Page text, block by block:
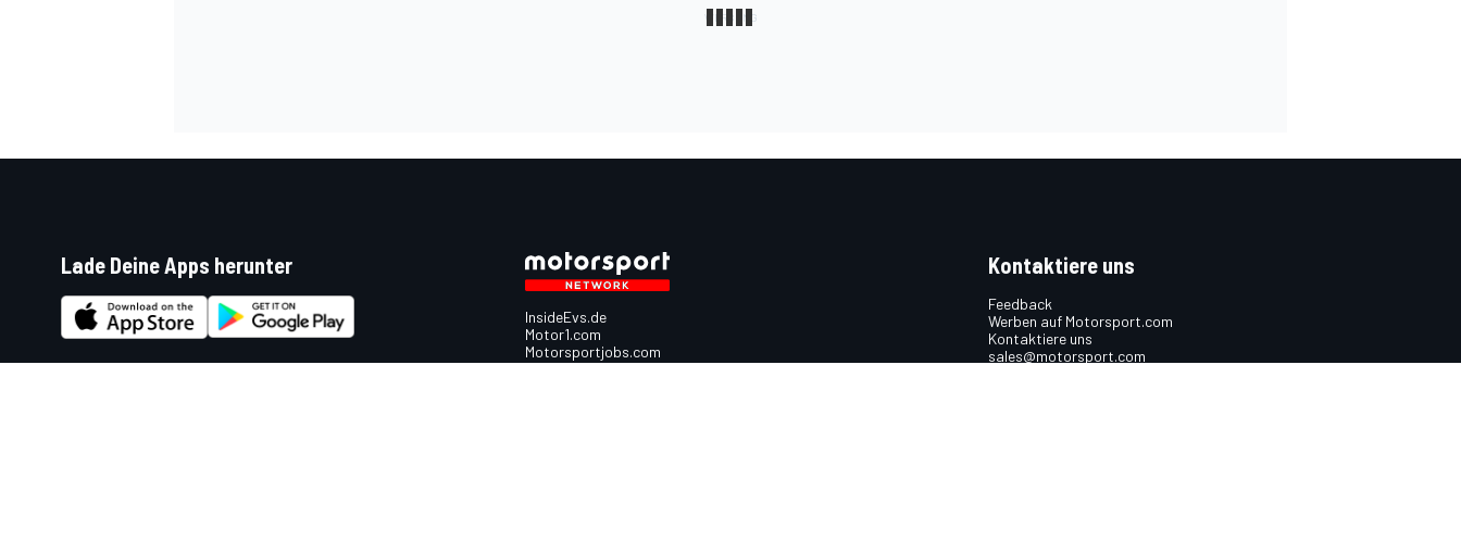
Lade Deine Apps herunter
InsideEvs.de
Motor1.com
Motorsportjobs.com
Autosport.com
Kontaktiere uns
Feedback
Werben auf Motorsport.com
Kontaktiere uns
sales@motorsport.com